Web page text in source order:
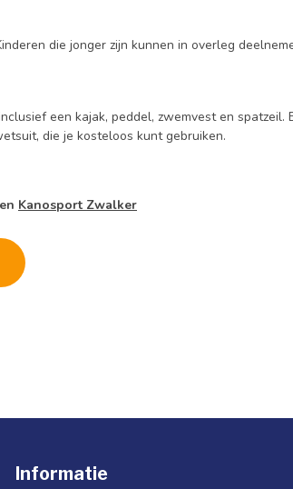
die jonger zijn kunnen in overleg
een kajak, peddel, zwemvest en
die je kosteloos kunt gebruiken.
Kanosport Zwalker
Informatie